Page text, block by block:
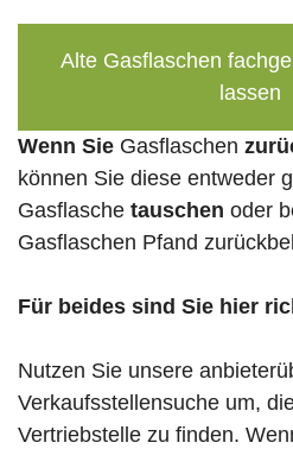
Alte Gasflaschen
lassen
Wenn Sie Gasflaschen
können Sie diese entweder
Gasflasche tauschen oder
Gasflaschen Pfand
Für beides sind Sie hier
Nutzen Sie unsere
Verkaufsstellensuche um,
Vertriebstelle zu finden.